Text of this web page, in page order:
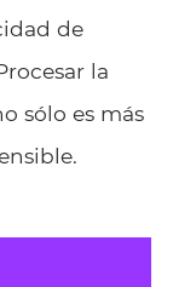
de
la
sólo es más